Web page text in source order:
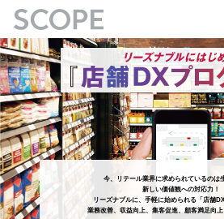
今、リテール業界に求められているのは
新しい価値観への対応力！
リーズナブルに、手軽に始められる「店舗
業務改善、収益向上、集客促進、顧客満足向上